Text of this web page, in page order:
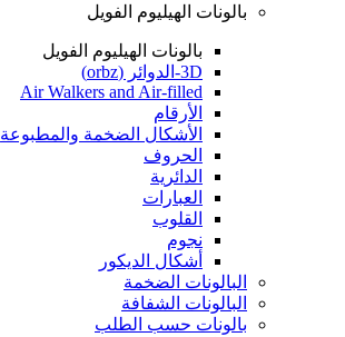
بالونات الهيليوم الفويل
بالونات الهيليوم الفويل
3D-الدوائر (orbz)
Air Walkers and Air-filled
الأرقام
الأشكال الضخمة والمطبوعة
الحروف
الدائرية
العبارات
القلوب
نجوم
أشكال الديكور
البالونات الضخمة
البالونات الشفافة
بالونات حسب الطلب